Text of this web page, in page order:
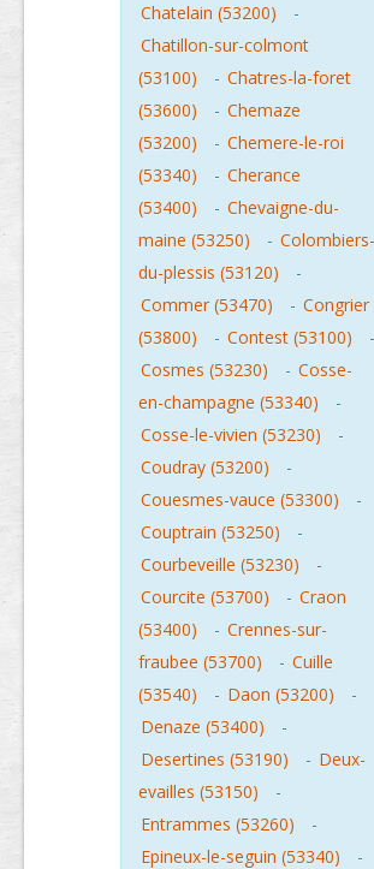
Chatelain (53200)
-
Chatillon-sur-colmont
(53100)
- Chatres-la-foret
(53600)
- Chemaze
(53200)
- Chemere-le-roi
(53340)
- Cherance
(53400)
- Chevaigne-du-
maine (53250)
- Colombiers-
du-plessis (53120)
-
Commer (53470)
- Congrier
(53800)
- Contest (53100)
-
Cosmes (53230)
- Cosse-
en-champagne (53340)
-
Cosse-le-vivien (53230)
-
Coudray (53200)
-
Couesmes-vauce (53300)
-
Couptrain (53250)
-
Courbeveille (53230)
-
Courcite (53700)
- Craon
(53400)
- Crennes-sur-
fraubee (53700)
- Cuille
(53540)
- Daon (53200)
-
Denaze (53400)
-
Desertines (53190)
- Deux-
evailles (53150)
-
Entrammes (53260)
-
Epineux-le-seguin (53340)
-